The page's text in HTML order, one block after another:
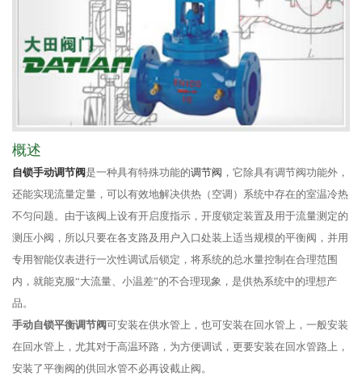
概述
自锁手动调节阀是一种具有特殊功能的调节阀 ，它除具有调节阀功能外，
还能实现流量定量，可以有效地解决供热（空调）系统中存在的室温冷热
不匀问题。由于该阀上设有开启度指示，开度锁定装置及用于流量测定的
测压小阀，所以只要在各支路及用户入口处装上适当规模的平衡阀，并用
专用智能仪表进行一次性调试后锁定，将系统的总水量控制在合理范围
内，就能克服“大流量、小温差”的不合理现象，是供热系统中的理想产
品。
手动自锁平衡调节阀可安装在供水管上，也可安装在回水管上，一般安装
在回水管上，尤其对于高温环路，为方便调试，更要安装在回水管路上，
安装了平衡阀的供回水管不必再设截止阀。